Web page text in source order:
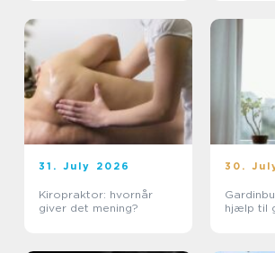
31. July 2026
Kiropraktor: hvornår
giver det mening?
30.
hjælp til